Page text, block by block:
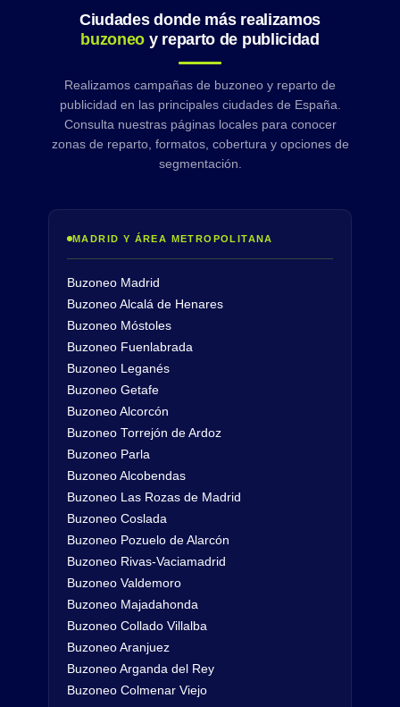
Ciudades donde más realizamos
buzoneo y reparto de publicidad
Realizamos campañas de buzoneo y reparto de
publicidad en las principales ciudades de España.
Consulta nuestras páginas locales para conocer
zonas de reparto, formatos, cobertura y opciones de
segmentación.
MADRID Y ÁREA METROPOLITANA
Buzoneo Madrid
Buzoneo Alcalá de Henares
Buzoneo Móstoles
Buzoneo Fuenlabrada
Buzoneo Leganés
Buzoneo Getafe
Buzoneo Alcorcón
Buzoneo Torrejón de Ardoz
Buzoneo Parla
Buzoneo Alcobendas
Buzoneo Las Rozas de Madrid
Buzoneo Coslada
Buzoneo Pozuelo de Alarcón
Buzoneo Rivas-Vaciamadrid
Buzoneo Valdemoro
Buzoneo Majadahonda
Buzoneo Collado Villalba
Buzoneo Aranjuez
Buzoneo Arganda del Rey
Buzoneo Colmenar Viejo